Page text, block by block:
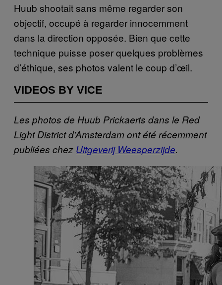
Huub shootait sans même regarder son
objectif, occupé à regarder innocemment
dans la direction opposée. Bien que cette
technique puisse poser quelques problèmes
d’éthique, ses photos valent le coup d’œil.
VIDEOS BY VICE
Les photos de Huub Prickaerts dans le Red
Light District d’Amsterdam ont été récemment
publiées chez Uitgeverij Weesperzijde.